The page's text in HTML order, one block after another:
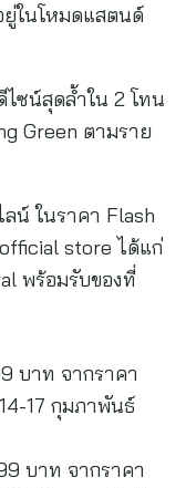
ในโหมดแสตนด์
ไซน์สุดล้ำใน 2 โทน
Green ตามราย
น์ ในราคา Flash
store ได้แก่
พร้อมรับของที่
บาท จากราคา
17 กุมภาพันธ์
บาท จากราคา